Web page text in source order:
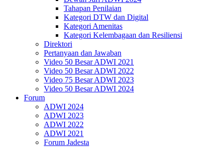
Tahapan Penilaian
Kategori DTW dan Digital
Kategori Amenitas
Kategori Kelembagaan dan Resiliensi
Direktori
Pertanyaan dan Jawaban
Video 50 Besar ADWI 2021
Video 50 Besar ADWI 2022
Video 75 Besar ADWI 2023
Video 50 Besar ADWI 2024
Forum
ADWI 2024
ADWI 2023
ADWI 2022
ADWI 2021
Forum Jadesta